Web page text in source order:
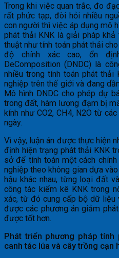
Trong khi việc quan trắc, đo
rất phức tạp, đòi hỏi nhiều
con người thì việc áp dụng mô
phát thải KNK là giải pháp
thuật như tính toán phát thải
độ chính xác cao, ổn
DeComposition (DNDC) là
nhiều trong tính toán phát
nghiệp trên thế giới và đang
Mô hình DNDC cho phép dự
trong đất, hàm lượng đạm bị
kính như CO2, CH4, N2O từ
ngày.
Vì vậy, luận án được thực hiện
định hiện trạng phát thải KNK
sở để tính toán một cách
nghiệp theo không gian dựa
hậu khác nhau, từng loại đất
công tác kiểm kê KNK trong
xác, từ đó cung cấp bộ dữ liệu
được các phương án giảm
được tốt hơn.
Phát triển phương pháp
canh tác lúa và cây trồng cạn